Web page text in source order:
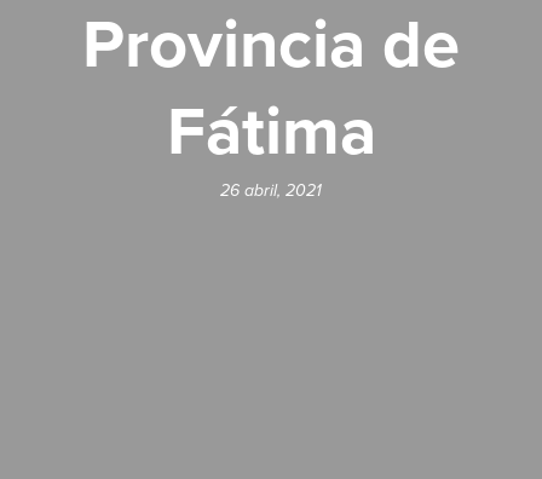
Provincia de
Fátima
26 abril, 2021